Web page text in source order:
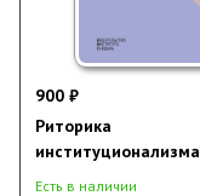
900 ₽
Риторика
институционализма
Есть в наличии